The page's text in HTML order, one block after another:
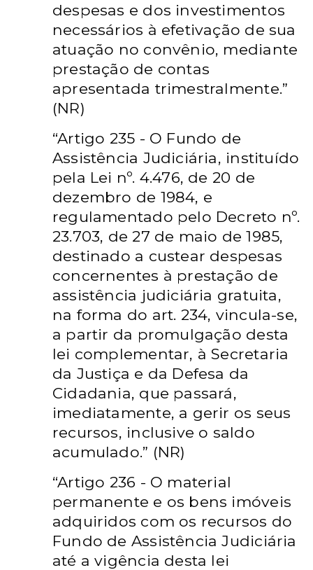
despesas e dos investimentos
necessários à efetivação de sua
atuação no convênio, mediante
prestação de contas
apresentada trimestralmente.”
(NR)
“Artigo 235 - O Fundo de
Assistência Judiciária, instituído
pela Lei nº. 4.476, de 20 de
dezembro de 1984, e
regulamentado pelo Decreto nº.
23.703, de 27 de maio de 1985,
destinado a custear despesas
concernentes à prestação de
assistência judiciária gratuita,
na forma do art. 234, vincula-se,
a partir da promulgação desta
lei complementar, à Secretaria
da Justiça e da Defesa da
Cidadania, que passará,
imediatamente, a gerir os seus
recursos, inclusive o saldo
acumulado.” (NR)
“Artigo 236 - O material
permanente e os bens imóveis
adquiridos com os recursos do
Fundo de Assistência Judiciária
até a vigência desta lei